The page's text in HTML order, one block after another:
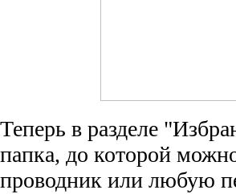
Теперь в разделе
папка, до которой
проводник или любую